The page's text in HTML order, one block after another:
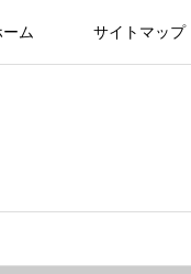
ーム サイトマップ